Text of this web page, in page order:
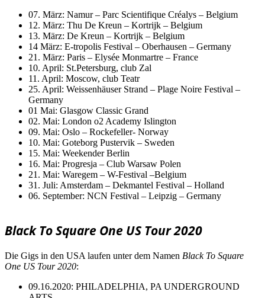
07. März: Namur – Parc Scientifique Créalys – Belgium
12. März: Thu De Kreun – Kortrijk – Belgium
13. März: De Kreun – Kortrijk – Belgium
14 März: E-tropolis Festival – Oberhausen – Germany
21. März: Paris – Elysée Monmartre – France
10. April: St.Petersburg, club Zal
11. April: Moscow, club Teatr
25. April: Weissenhäuser Strand – Plage Noire Festival –
Germany
01 Mai: Glasgow Classic Grand
02. Mai: London o2 Academy Islington
09. Mai: Oslo – Rockefeller- Norway
10. Mai: Goteborg Pustervik – Sweden
15. Mai: Weekender Berlin
16. Mai: Progresja – Club Warsaw Polen
21. Mai: Waregem – W-Festival –Belgium
31. Juli: Amsterdam – Dekmantel Festival – Holland
06. September: NCN Festival – Leipzig – Germany
Black To Square One US Tour 2020
Die Gigs in den USA laufen unter dem Namen Black To Square
One US Tour 2020:
09.16.2020: PHILADELPHIA, PA UNDERGROUND